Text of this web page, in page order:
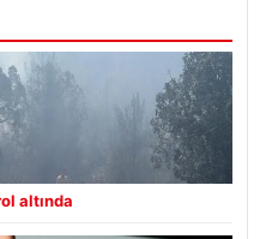
altında